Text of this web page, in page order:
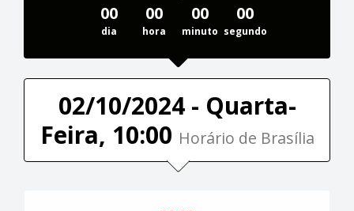
00
dia
00
hora
00
minuto
00
segundo
02/10/2024 - Quarta-
Feira, 10:00 Horário de Brasília